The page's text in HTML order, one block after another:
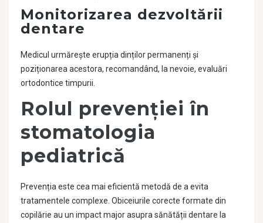
Monitorizarea dezvoltării
dentare
Medicul urmărește erupția dinților permanenți și
poziționarea acestora, recomandând, la nevoie, evaluări
ortodontice timpurii.
Rolul prevenției în
stomatologia
pediatrică
Prevenția este cea mai eficientă metodă de a evita
tratamentele complexe. Obiceiurile corecte formate din
copilărie au un impact major asupra sănătății dentare la